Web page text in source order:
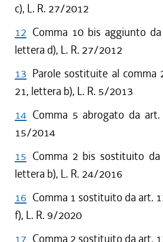
c), L. R. 27/2012
12 Comma 10 bis aggiunto
lettera d), L. R. 27/2012
13 Parole sostituite al comma
21, lettera b), L. R. 5/2013
14 Comma 5 abrogato da
15/2014
15 Comma 2 bis sostituito
lettera b), L. R. 24/2016
16 Comma 1 sostituito da art.
f), L. R. 9/2020
17 Comma 2 sostituito da art.